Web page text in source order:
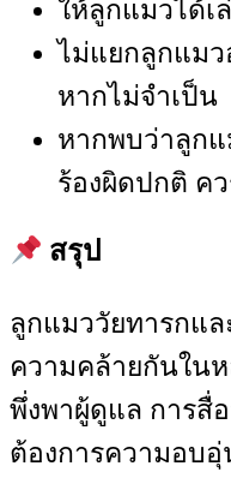
ให้ลูกแมวได้เ
ไม่แยกลูกแมว
หากไม่จำเป็น
หากพบว่าลูก
ร้องผิดปกติ ค
สรุป
ลูกแมววัยทารกแ
ความคล้ายกันใน
พึ่งพาผู้ดูแล การสื่
ต้องการความอบอุ่